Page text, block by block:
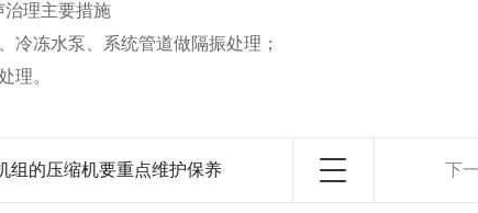
治理主要措施
冻水泵、系统管道做隔振处理；
。
组的压缩机要重点维护保养 下